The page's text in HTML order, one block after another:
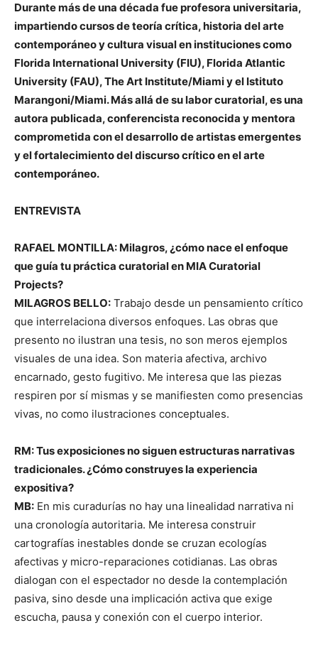
Durante más de una década fue profesora universitaria,
impartiendo cursos de teoría crítica, historia del arte
contemporáneo y cultura visual en instituciones como
Florida International University (FIU), Florida Atlantic
University (FAU), The Art Institute/Miami y el Istituto
Marangoni/Miami. Más allá de su labor curatorial, es una
autora publicada, conferencista reconocida y mentora
comprometida con el desarrollo de artistas emergentes
y el fortalecimiento del discurso crítico en el arte
contemporáneo.
ENTREVISTA
RAFAEL MONTILLA: Milagros, ¿cómo nace el enfoque
que guía tu práctica curatorial en MIA Curatorial
Projects?
MILAGROS BELLO: Trabajo desde un pensamiento crítico
que interrelaciona diversos enfoques. Las obras que
presento no ilustran una tesis, no son meros ejemplos
visuales de una idea. Son materia afectiva, archivo
encarnado, gesto fugitivo. Me interesa que las piezas
respiren por sí mismas y se manifiesten como presencias
vivas, no como ilustraciones conceptuales.
RM: Tus exposiciones no siguen estructuras narrativas
tradicionales. ¿Cómo construyes la experiencia
expositiva?
MB: En mis curadurías no hay una linealidad narrativa ni
una cronología autoritaria. Me interesa construir
cartografías inestables donde se cruzan ecologías
afectivas y micro-reparaciones cotidianas. Las obras
dialogan con el espectador no desde la contemplación
pasiva, sino desde una implicación activa que exige
escucha, pausa y conexión con el cuerpo interior.